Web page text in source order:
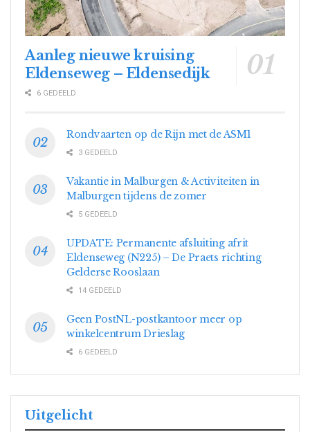
Aanleg nieuwe kruising
Eldenseweg – Eldensedijk
6 GEDEELD
Rondvaarten op de Rijn met de ASM1
3 GEDEELD
Vakantie in Malburgen & Activiteiten in
Malburgen tijdens de zomer
5 GEDEELD
UPDATE: Permanente afsluiting afrit
Eldenseweg (N225) – De Praets richting
Gelderse Rooslaan
14 GEDEELD
Geen PostNL-postkantoor meer op
winkelcentrum Drieslag
6 GEDEELD
Uitgelicht